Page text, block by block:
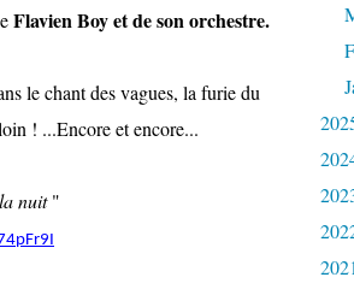
Flavien Boy et de son orchestre.
le chant des vagues, la furie du
! ...Encore et encore...
nuit"
2021